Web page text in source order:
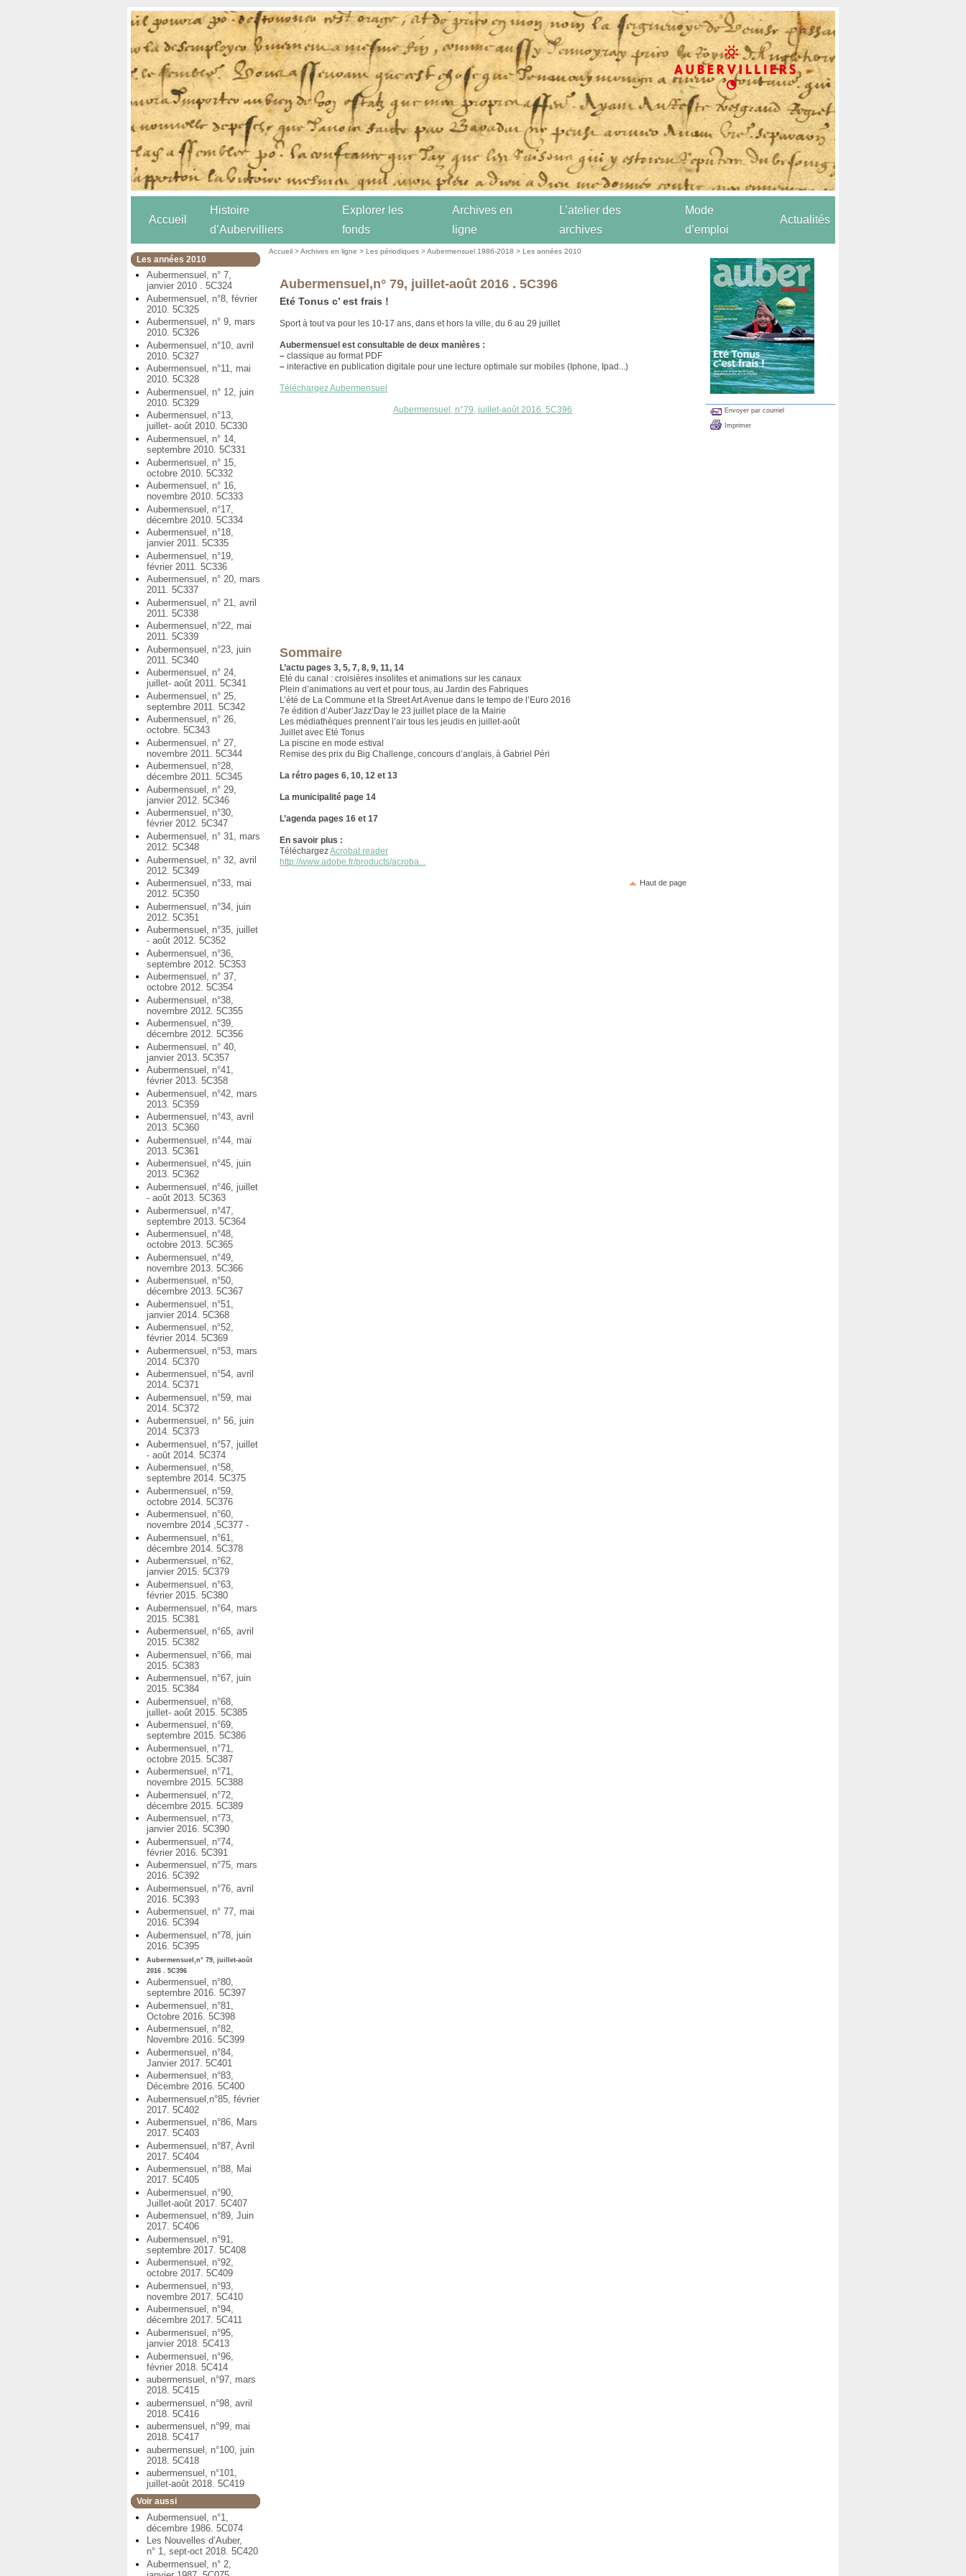
Accueil
Histoire
d’Aubervilliers
Explorer les
fonds
Archives en
ligne
L’atelier des
archives
Mode
d’emploi
Actualités
Les années 2010
Aubermensuel, n° 7,
janvier 2010 . 5C324
Aubermensuel, n°8, février
2010. 5C325
Aubermensuel, n° 9, mars
2010. 5C326
Aubermensuel, n°10, avril
2010. 5C327
Aubermensuel, n°11, mai
2010. 5C328
Aubermensuel, n° 12, juin
2010. 5C329
Aubermensuel, n°13,
juillet- août 2010. 5C330
Aubermensuel, n° 14,
septembre 2010. 5C331
Aubermensuel, n° 15,
octobre 2010. 5C332
Aubermensuel, n° 16,
novembre 2010. 5C333
Aubermensuel, n°17,
décembre 2010. 5C334
Aubermensuel, n°18,
janvier 2011. 5C335
Aubermensuel, n°19,
février 2011. 5C336
Aubermensuel, n° 20, mars
2011. 5C337
Aubermensuel, n° 21, avril
2011. 5C338
Aubermensuel, n°22, mai
2011. 5C339
Aubermensuel, n°23, juin
2011. 5C340
Aubermensuel, n° 24,
juillet- août 2011. 5C341
Aubermensuel, n° 25,
septembre 2011. 5C342
Aubermensuel, n° 26,
octobre. 5C343
Aubermensuel, n° 27,
novembre 2011. 5C344
Aubermensuel, n°28,
décembre 2011. 5C345
Aubermensuel, n° 29,
janvier 2012. 5C346
Aubermensuel, n°30,
février 2012. 5C347
Aubermensuel, n° 31, mars
2012. 5C348
Aubermensuel, n° 32, avril
2012. 5C349
Aubermensuel, n°33, mai
2012. 5C350
Aubermensuel, n°34, juin
2012. 5C351
Aubermensuel, n°35, juillet
- août 2012. 5C352
Aubermensuel, n°36,
septembre 2012. 5C353
Aubermensuel, n° 37,
octobre 2012. 5C354
Aubermensuel, n°38,
novembre 2012. 5C355
Aubermensuel, n°39,
décembre 2012. 5C356
Aubermensuel, n° 40,
janvier 2013. 5C357
Aubermensuel, n°41,
février 2013. 5C358
Aubermensuel, n°42, mars
2013. 5C359
Aubermensuel, n°43, avril
2013. 5C360
Aubermensuel, n°44, mai
2013. 5C361
Aubermensuel, n°45, juin
2013. 5C362
Aubermensuel, n°46, juillet
- août 2013. 5C363
Aubermensuel, n°47,
septembre 2013. 5C364
Aubermensuel, n°48,
octobre 2013. 5C365
Aubermensuel, n°49,
novembre 2013. 5C366
Aubermensuel, n°50,
décembre 2013. 5C367
Aubermensuel, n°51,
janvier 2014. 5C368
Aubermensuel, n°52,
février 2014. 5C369
Aubermensuel, n°53, mars
2014. 5C370
Aubermensuel, n°54, avril
2014. 5C371
Aubermensuel, n°59, mai
2014. 5C372
Aubermensuel, n° 56, juin
2014. 5C373
Aubermensuel, n°57, juillet
- août 2014. 5C374
Aubermensuel, n°58,
septembre 2014. 5C375
Aubermensuel, n°59,
octobre 2014. 5C376
Aubermensuel, n°60,
novembre 2014 ,5C377 -
Aubermensuel, n°61,
décembre 2014. 5C378
Aubermensuel, n°62,
janvier 2015. 5C379
Aubermensuel, n°63,
février 2015. 5C380
Aubermensuel, n°64, mars
2015. 5C381
Aubermensuel, n°65, avril
2015. 5C382
Aubermensuel, n°66, mai
2015. 5C383
Aubermensuel, n°67, juin
2015. 5C384
Aubermensuel, n°68,
juillet- août 2015. 5C385
Aubermensuel, n°69,
septembre 2015. 5C386
Aubermensuel, n°71,
octobre 2015. 5C387
Aubermensuel, n°71,
novembre 2015. 5C388
Aubermensuel, n°72,
décembre 2015. 5C389
Aubermensuel, n°73,
janvier 2016. 5C390
Aubermensuel, n°74,
février 2016. 5C391
Aubermensuel, n°75, mars
2016. 5C392
Aubermensuel, n°76, avril
2016. 5C393
Aubermensuel, n° 77, mai
2016. 5C394
Aubermensuel, n°78, juin
2016. 5C395
Aubermensuel,n° 79, juillet-août
2016 . 5C396
Aubermensuel, n°80,
septembre 2016. 5C397
Aubermensuel, n°81,
Octobre 2016. 5C398
Aubermensuel, n°82,
Novembre 2016. 5C399
Aubermensuel, n°84,
Janvier 2017. 5C401
Aubermensuel, n°83,
Décembre 2016. 5C400
Aubermensuel,n°85, février
2017. 5C402
Aubermensuel, n°86, Mars
2017. 5C403
Aubermensuel, n°87, Avril
2017. 5C404
Aubermensuel, n°88, Mai
2017. 5C405
Aubermensuel, n°90,
Juillet-août 2017. 5C407
Aubermensuel, n°89, Juin
2017. 5C406
Aubermensuel, n°91,
septembre 2017. 5C408
Aubermensuel, n°92,
octobre 2017. 5C409
Aubermensuel, n°93,
novembre 2017. 5C410
Aubermensuel, n°94,
décembre 2017. 5C411
Aubermensuel, n°95,
janvier 2018. 5C413
Aubermensuel, n°96,
février 2018. 5C414
aubermensuel, n°97, mars
2018. 5C415
aubermensuel, n°98, avril
2018. 5C416
aubermensuel, n°99, mai
2018. 5C417
aubermensuel, n°100, juin
2018. 5C418
aubermensuel, n°101,
juillet-août 2018. 5C419
Voir aussi
Aubermensuel, n°1,
décembre 1986. 5C074
Les Nouvelles d’Auber,
n° 1, sept-oct 2018. 5C420
Aubermensuel, n° 2,
Accueil >Archives en ligne >Les périodiques >Aubermensuel 1986-2018 >Les années 2010
Aubermensuel,n° 79, juillet-août 2016 . 5C396
Eté Tonus c’ est frais !
Sport à tout va pour les 10-17 ans, dans et hors la ville, du 6 au 29 juillet
Aubermensuel est consultable de deux manières :
– classique au format PDF
– interactive en publication digitale pour une lecture optimale sur mobiles (Iphone, Ipad...)
Téléchargez Aubermensuel
Aubermensuel, n°79, juillet-août 2016. 5C396
Sommaire
L’actu pages 3, 5, 7, 8, 9, 11, 14
Eté du canal : croisières insolites et animations sur les canaux
Plein d’animations au vert et pour tous, au Jardin des Fabriques
L’été de La Commune et la Street Art Avenue dans le tempo de l’Euro 2016
7e édition d’Auber’Jazz’Day le 23 juillet place de la Mairie
Les médiathèques prennent l’air tous les jeudis en juillet-août
Juillet avec Eté Tonus
La piscine en mode estival
Remise des prix du Big Challenge, concours d’anglais, à Gabriel Péri
La rétro pages 6, 10, 12 et 13
La municipalité page 14
L’agenda pages 16 et 17
En savoir plus :
TéléchargezAcrobat reader
http://www.adobe.fr/products/acroba...
Haut de page
Envoyer par courriel
Imprimer